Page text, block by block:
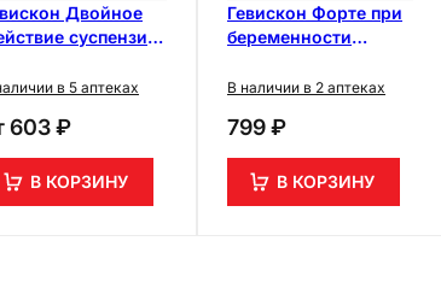
Двойное
суспензия
в 5 аптеках
603 ₽
В КОРЗИНУ
Гевискон Форте при
беременности
Мята 10 мл 12 шт
В наличии в 2 аптеках
799 ₽
В КОРЗИНУ